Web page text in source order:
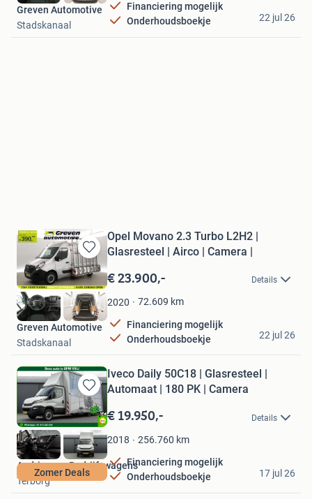
Financiering mogelijk
Onderhoudsboekje
Greven Automotive
Stadskanaal
22 jul 26
Bewaren
in
Mijn
Favorieten
Opel Movano 2.3 Turbo L2H2 |
Glasresteel | Airco | Camera |
€ 23.900,- Details
2020 72.609 km
Financiering mogelijk
Onderhoudsboekje
Greven Automotive
Stadskanaal
22 jul 26
Bewaren
in
Mijn
Favorieten
Zomer Deals
Iveco Daily 50C18 | Glasresteel |
Automaat | 180 PK | Camera
€ 19.950,- Details
2018 256.760 km
Financiering mogelijk
Onderhoudsboekje
Andriessen Bedrijfswagens
Terborg
17 jul 26